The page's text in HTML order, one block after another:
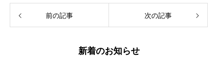
前の記事 次の記事
新着のお知らせ